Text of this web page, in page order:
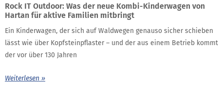
Rock IT Outdoor: Was der neue Kombi-Kinderwagen von
Hartan für aktive Familien mitbringt
Ein Kinderwagen, der sich auf Waldwegen genauso sicher schieben
lässt wie über Kopfsteinpflaster – und der aus einem Betrieb
der vor über 130 Jahren
Weiterlesen »